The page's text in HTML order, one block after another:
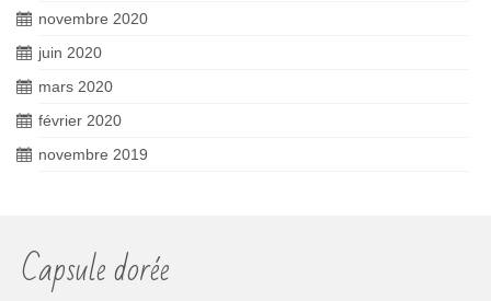
novembre 2020
juin 2020
mars 2020
février 2020
novembre 2019
Capsule dorée